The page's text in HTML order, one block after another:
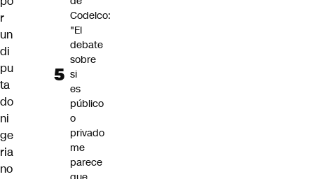
r
un
di
pu
ta
do
ni
ge
ria
no
Codelco:
"El
debate
sobre
si
es
público
o
privado
me
parece